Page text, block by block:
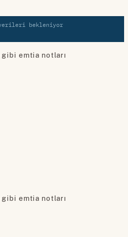
bekleniyor
gibi emtia notları
gibi emtia notları